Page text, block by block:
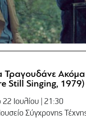
Τραγουδάνε
Still Singing, 1979)
Ιουλίου | 21:30
Σύγχρονης